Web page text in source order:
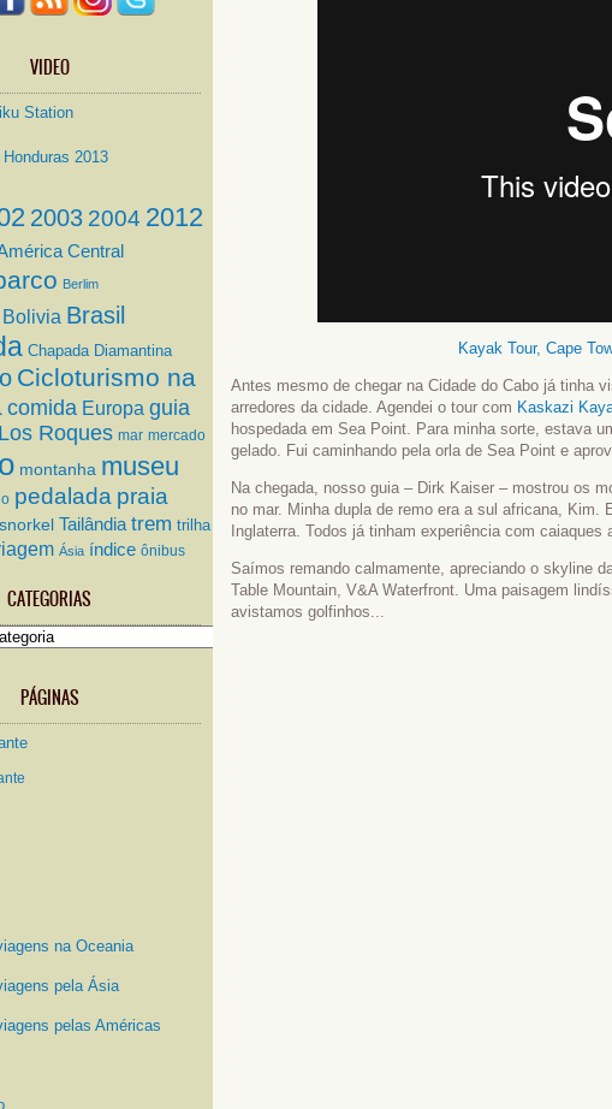
VIDEO
Station
2013
2003 2004 2012
Central
Berlim
Bolivia Brasil
Chapada Diamantina
Cicloturismo na
comida Europa guia
Los Roques mar mercado
montanha museu
pedalada praia
snorkel Tailândia trem trilha
Ásia índice ônibus
CATEGORIAS
PÁGINAS
na Oceania
pela Ásia
pelas Américas
Kayak Tour, Cape
Antes mesmo de chegar na Cidade do Cabo já tinha
arredores da cidade. Agendei o tour com Kaskazi
hospedada em Sea Point. Para minha sorte, estava
gelado. Fui caminhando pela orla de Sea Point e
Na chegada, nosso guia – Dirk Kaiser – mostrou os
no mar. Minha dupla de remo era a sul africana,
Inglaterra. Todos já tinham experiência com caiaques
Saímos remando calmamente, apreciando o skyline
Table Mountain, V&A Waterfront. Uma paisagem
avistamos golfinhos...